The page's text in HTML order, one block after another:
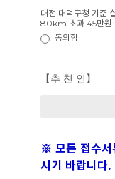
대전 대덕구청 기준
80km 초과 45만원 (
동의함
【추 천 인】
※ 모든 접수서
시기 바랍니다.